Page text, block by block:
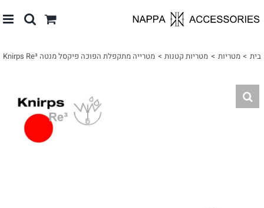
לתוכן
בית מטריות מטריות קטנות מטרייה מתקפלת הפוכה פיקסל מנטה Knirps Re³